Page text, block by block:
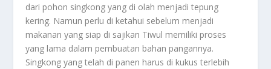
dari pohon singkong yang di olah menjadi tepung
kering. Namun perlu di ketahui sebelum menjadi
makanan yang siap di sajikan Tiwul memiliki proses
yang lama dalam pembuatan bahan pangannya.
Singkong yang telah di panen harus di kukus terlebih